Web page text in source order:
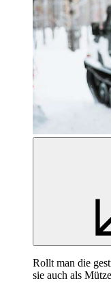
Rollt man die
sie auch als